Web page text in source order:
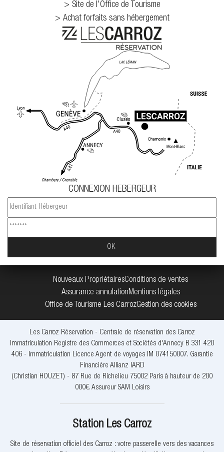
Site de l'Office de Tourisme
Achat forfaits sans hébergement
CONNEXION HEBERGEUR
Nouveaux PropriétairesConditions de ventes
Assurance annulationMentions légales
Office de Tourisme Les CarrozGestion des cookies
Les Carroz Réservation - Centrale de réservation des Carroz
Immatriculation Registre des Commerces et Sociétés d'Annecy B 331 420
406 - Immatriculation Licence Agent de voyages IM 074150007. Garantie
Financière Allianz IARD
(Christian HOUZET) - 87 Rue de Richelieu 75002 Paris à hauteur de 200
000€. Assureur SAM Loisirs
Station Les Carroz
Site de réservation officiel des Carroz : votre passerelle vers des vacances